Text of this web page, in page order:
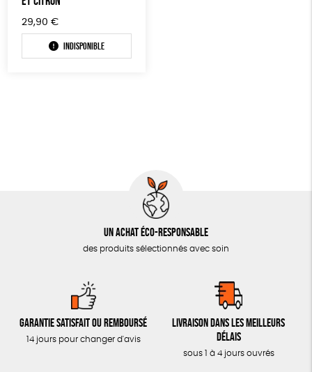
JEUX
SOLICADEAUX
Oeko-Tex
29,90 €
Indisponible
Un achat éco-responsable
des produits sélectionnés avec soin
Garantie satisfait ou remboursé
14 jours pour changer d'avis
Livraison dans les meilleurs
délais
sous 1 à 4 jours ouvrés